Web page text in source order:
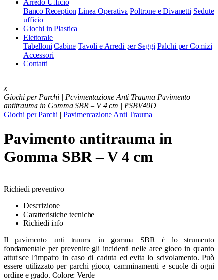
Arredo Ufficio
Banco Reception Linea Operativa Poltrone e Divanetti Sedute
ufficio
Giochi in Plastica
Elettorale
Tabelloni Cabine Tavoli e Arredi per Seggi Palchi per Comizi
Accessori
Contatti
x
Giochi per Parchi | Pavimentazione Anti Trauma Pavimento
antitrauma in Gomma SBR – V 4 cm | PSBV40D
Giochi per Parchi | Pavimentazione Anti Trauma
Pavimento antitrauma in
Gomma SBR – V 4 cm
Richiedi preventivo
Descrizione
Caratteristiche tecniche
Richiedi info
Il pavimento anti trauma in gomma SBR è lo strumento
fondamentale per prevenire gli incidenti nelle aree gioco in quanto
attutisce l’impatto in caso di caduta ed evita lo scivolamento. Può
essere utilizzato per parchi gioco, camminamenti e scuole di ogni
ordine e grado. Colore: Verde